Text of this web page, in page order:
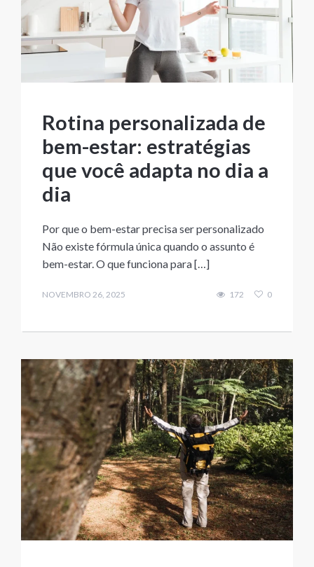
Rotina personalizada de
bem-estar: estratégias
que você adapta no dia a
dia
Por que o bem-estar precisa ser personalizado
Não existe fórmula única quando o assunto é
bem-estar. O que funciona para […]
NOVEMBRO 26, 2025 172 0